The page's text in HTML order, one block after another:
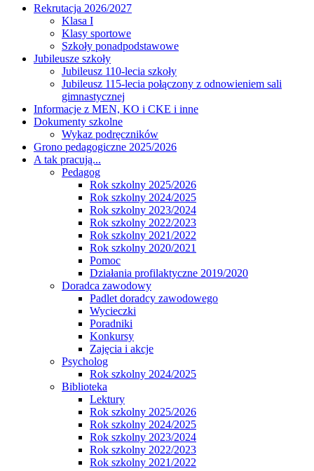
Rekrutacja 2026/2027
Klasa I
Klasy sportowe
Szkoły ponadpodstawowe
Jubileusze szkoły
Jubileusz 110-lecia szkoły
Jubileusz 115-lecia połączony z odnowieniem sali
gimnastycznej
Informacje z MEN, KO i CKE i inne
Dokumenty szkolne
Wykaz podręczników
Grono pedagogiczne 2025/2026
A tak pracują...
Pedagog
Rok szkolny 2025/2026
Rok szkolny 2024/2025
Rok szkolny 2023/2024
Rok szkolny 2022/2023
Rok szkolny 2021/2022
Rok szkolny 2020/2021
Pomoc
Działania profilaktyczne 2019/2020
Doradca zawodowy
Padlet doradcy zawodowego
Wycieczki
Poradniki
Konkursy
Zajęcia i akcje
Psycholog
Rok szkolny 2024/2025
Biblioteka
Lektury
Rok szkolny 2025/2026
Rok szkolny 2024/2025
Rok szkolny 2023/2024
Rok szkolny 2022/2023
Rok szkolny 2021/2022